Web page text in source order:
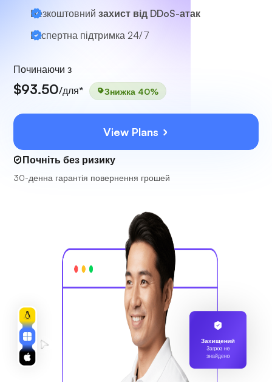
Безкоштовний захист від DDoS-атак
Експертна підтримка 24/7
Починаючи з
$93.50/для* Знижка 40%
View Plans
Почніть без ризику
30-денна гарантія повернення грошей
Захищений
Загроз не
знайдено